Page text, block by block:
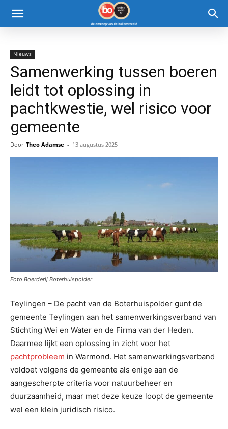
Nieuws
Samenwerking tussen boeren
leidt tot oplossing in
pachtkwestie, wel risico voor
gemeente
Door Theo Adamse - 13 augustus 2025
Foto Boerderij Boterhuispolder
Teylingen – De pacht van de Boterhuispolder gunt de
gemeente Teylingen aan het samenwerkingsverband van
Stichting Wei en Water en de Firma van der Heden.
Daarmee lijkt een oplossing in zicht voor het
pachtprobleem in Warmond. Het samenwerkingsverband
voldoet volgens de gemeente als enige aan de
aangescherpte criteria voor natuurbeheer en
duurzaamheid, maar met deze keuze loopt de gemeente
wel een klein juridisch risico.